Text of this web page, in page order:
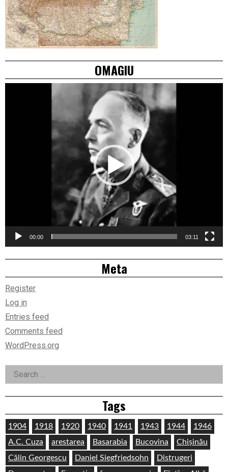
OMAGIU
00:00 03:11
Meta
Register
Log in
Entries feed
Comments feed
WordPress.org
Search
for:
Tags
1904 1918 1920 1940 1941 1943 1944
1946
A.C. Cuza
arestarea Basarabia Bucovina
Chișinău
Călin Georgescu
Daniel Siegfriedsohn
Distrugeri